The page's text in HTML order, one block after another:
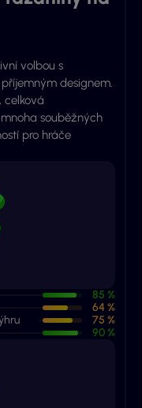
volbou s
designem.
celková
souběžných
pro hráče
85 %
64 %
75 %
90 %